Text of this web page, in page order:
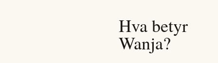
Hva betyr
Wanja?